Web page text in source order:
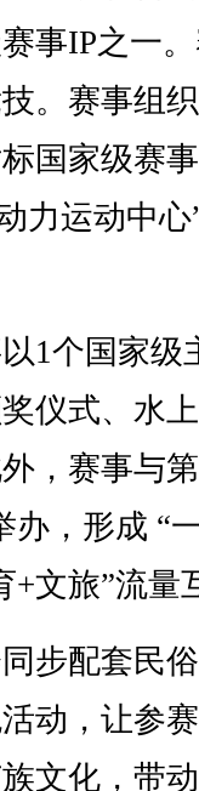
事IP之一
。赛事组
国家级赛
力运动中
个国家级
仪式、水
，赛事与
办，形成 “
+文旅”流量
配套民俗
动，让参
文化，带